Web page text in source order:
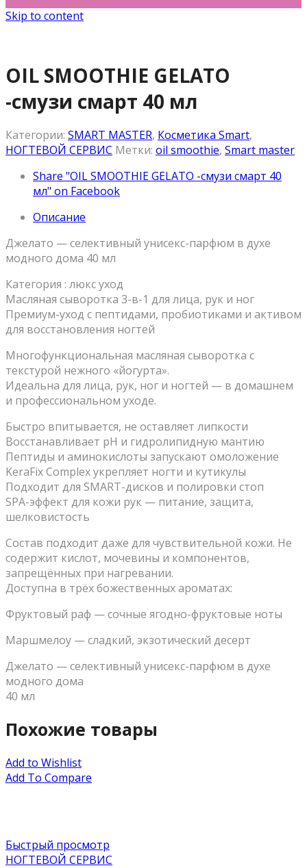
Skip to content
OIL SMOOTHIE GELATO
-смузи смарт 40 мл
Категории: SMART MASTER, Косметика Smart,
НОГТЕВОЙ СЕРВИС Метки: oil smoothie, Smart master
Share "OIL SMOOTHIE GELATO -смузи смарт 40
мл" on Facebook
Описание
Джелато — селективный унисекс-парфюм в духе
модного дома 40 мл
Категория : люкс уход
Масляная сыворотка 3-в-1 для лица, рук и ног
Премиум-уход с пептидами, пробиотиками и активом
для восстановления ногтей
Многофункциональная масляная сыворотка с
текстурой нежного «йогурта».
Идеальна для лица, рук, ног и ногтей — в домашнем
и профессиональном уходе.
Быстро впитывается, не оставляет липкости
Восстанавливает pH и гидролипидную мантию
Пептиды и аминокислоты запускают омоложение
KeraFix Complex укрепляет ногти и кутикулы
Подходит для SMART-дисков и полировки стоп
SPA-эффект для кожи рук — питание, защита,
шелковистость
Состав подходит даже для чувствительной кожи. Не
содержит кислот, мочевины и компонентов,
запрещённых при нагревании.
Доступна в трёх божественных ароматах:
Фруктовый раф — сочные ягодно-фруктовые ноты
Маршмелоу — сладкий, экзотический десерт
Джелато — селективный унисекс-парфюм в духе
модного дома
40 мл
Похожие товары
Add to Wishlist
Add To Compare
Быстрый просмотр
НОГТЕВОЙ СЕРВИС